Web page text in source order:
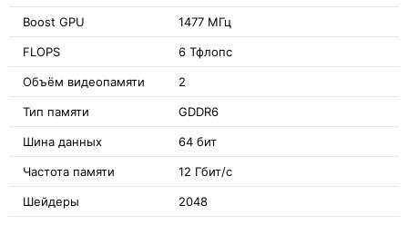
Boost GPU 1477 МГц
FLOPS 6 Тфлопс
Объём видеопамяти 2
Тип памяти GDDR6
Шина данных 64 бит
Частота памяти 12 Гбит/с
Шейдеры 2048